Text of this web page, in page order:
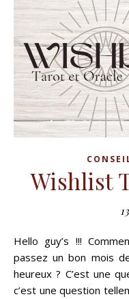
Wishlist
Hello guy’s !!! Comment vous allez ? Est-ce que vous
passez un bon mois
heureux ? C’est une
c’est une question